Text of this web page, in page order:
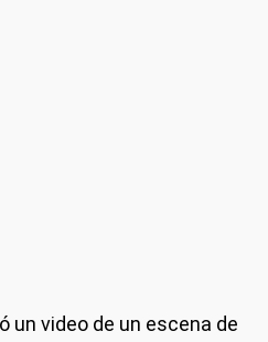
un video de un escena de